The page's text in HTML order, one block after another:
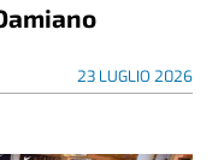
23 LUGLIO 2026